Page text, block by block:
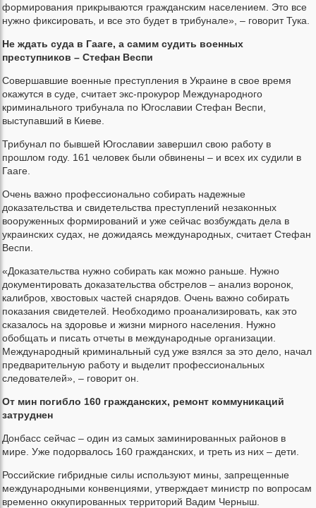
формирования прикрываются гражданским населением. Это все
нужно фиксировать, и все это будет в трибунале», – говорит Тука.
Не ждать суда в Гааге, а самим судить военных
преступников – Стефан Веспи
Совершавшие военные преступления в Украине в свое время
окажутся в суде, считает экс-прокурор Международного
криминального трибунала по Югославии Стефан Веспи,
выступавший в Киеве.
Трибунал по бывшей Югославии завершил свою работу в
прошлом году. 161 человек были обвинены – и всех их судили в
Гааге.
Очень важно профессионально собирать надежные
доказательства и свидетельства преступлений незаконных
вооруженных формирований и уже сейчас возбуждать дела в
украинских судах, не дожидаясь международных, считает Стефан
Веспи.
«Доказательства нужно собирать как можно раньше. Нужно
документировать доказательства обстрелов – анализ воронок,
калибров, хвостовых частей снарядов. Очень важно собирать
показания свидетелей. Необходимо проанализировать, как это
сказалось на здоровье и жизни мирного населения. Нужно
обобщать и писать отчеты в международные организации.
Международный криминальный суд уже взялся за это дело, начал
предварительную работу и выделит профессиональных
следователей», – говорит он.
От мин погибло 160 гражданских, ремонт коммуникаций
затруднен
Донбасс сейчас – один из самых заминированных районов в
мире. Уже подорвалось 160 гражданских, и треть из них – дети.
Российские гибридные силы используют мины, запрещенные
международными конвенциями, утверждает министр по вопросам
временно оккупированных территорий Вадим Черныш.